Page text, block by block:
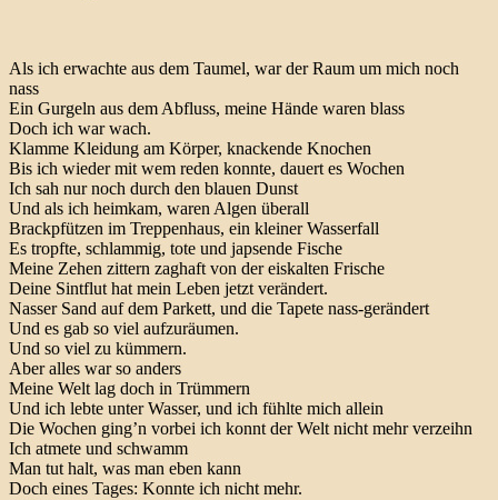
Als ich erwachte aus dem Taumel, war der Raum um mich noch
nass
Ein Gurgeln aus dem Abfluss, meine Hände waren blass
Doch ich war wach.
Klamme Kleidung am Körper, knackende Knochen
Bis ich wieder mit wem reden konnte, dauert es Wochen
Ich sah nur noch durch den blauen Dunst
Und als ich heimkam, waren Algen überall
Brackpfützen im Treppenhaus, ein kleiner Wasserfall
Es tropfte, schlammig, tote und japsende Fische
Meine Zehen zittern zaghaft von der eiskalten Frische
Deine Sintflut hat mein Leben jetzt verändert.
Nasser Sand auf dem Parkett, und die Tapete nass-gerändert
Und es gab so viel aufzuräumen.
Und so viel zu kümmern.
Aber alles war so anders
Meine Welt lag doch in Trümmern
Und ich lebte unter Wasser, und ich fühlte mich allein
Die Wochen ging’n vorbei ich konnt der Welt nicht mehr verzeihn
Ich atmete und schwamm
Man tut halt, was man eben kann
Doch eines Tages: Konnte ich nicht mehr.